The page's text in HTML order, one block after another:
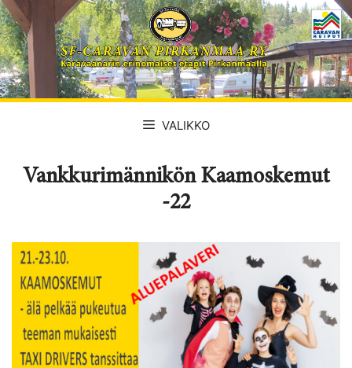
Siirry
sisältöön
VALIKKO
Vankkurimännikön Kaamoskemut
-22